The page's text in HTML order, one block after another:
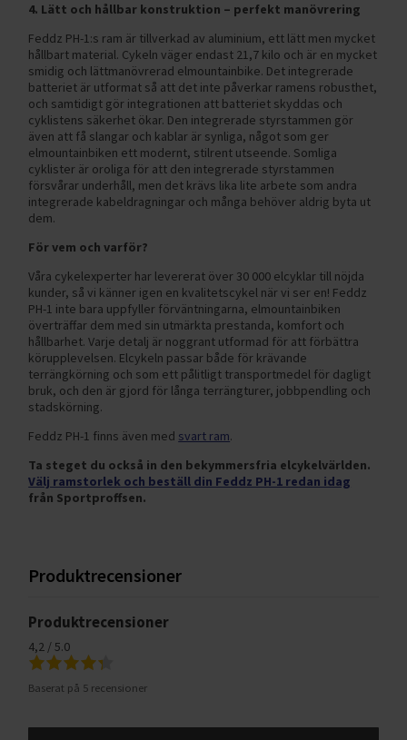
4. Lätt och hållbar konstruktion – perfekt manövrering
Feddz PH-1:s ram är tillverkad av aluminium, ett lätt men mycket
hållbart material. Cykeln väger endast 21,7 kilo och är en mycket
smidig och lättmanövrerad elmountainbike. Det integrerade
batteriet är utformat så att det inte påverkar ramens robusthet,
och samtidigt gör integrationen att batteriet skyddas och
cyklistens säkerhet ökar. Den integrerade styrstammen gör
även att få slangar och kablar är synliga, något som ger
elmountainbiken ett modernt, stilrent utseende. Somliga
cyklister är oroliga för att den integrerade styrstammen
försvårar underhåll, men det krävs lika lite arbete som andra
integrerade kabeldragningar och många behöver aldrig byta ut
dem.
För vem och varför?
Våra cykelexperter har levererat över 30 000 elcyklar till nöjda
kunder, så vi känner igen en kvalitetscykel när vi ser en! Feddz
PH-1 inte bara uppfyller förväntningarna, elmountainbiken
överträffar dem med sin utmärkta prestanda, komfort och
hållbarhet. Varje detalj är noggrant utformad för att förbättra
körupplevelsen. Elcykeln passar både för krävande
terrängkörning och som ett pålitligt transportmedel för dagligt
bruk, och den är gjord för långa terrängturer, jobbpendling och
stadskörning.
Feddz PH-1 finns även med svart ram.
Ta steget du också in den bekymmersfria elcykelvärlden.
Välj ramstorlek och beställ din Feddz PH-1 redan idag
från Sportproffsen.
Produktrecensioner
Produktrecensioner
4,2 / 5.0
Baserat på 5 recensioner